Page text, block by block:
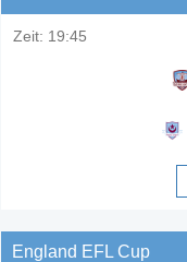
Zeit: 19:45
England EFL Cup